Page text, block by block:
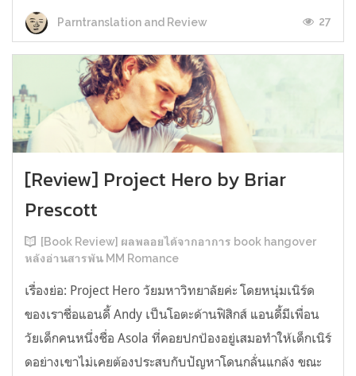
Parntranslation and Review 27
[Review] Project Hero by Briar
Prescott
[Book Review] ผลพลอยได้จากอาการ book hangover
หลังอ่านสารพัน MM Romance
เรื่องย่อ: Project Hero วัยมหาวิทยาลัยค่ะ โดยหนุ่มเนิร์ด
ของเราชื่อแอนดี้ Andy เป็นโอตะด้านฟิสิกส์ แอนดี้มีเพื่อน
วัยเด็กคนหนึ่งชื่อ Asola ที่คอยปกป้องอยู่เสมอทำให้เด็กเนิร์
ดอย่างเขาไม่เคยต้องประสบกับปัญหาโดนกลั่นแกล้ง ขณะ